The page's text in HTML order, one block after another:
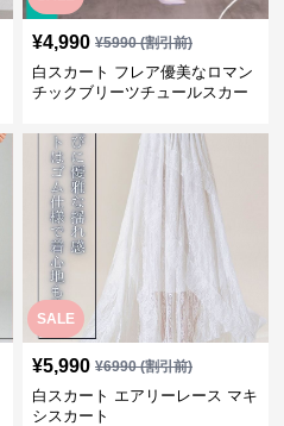
¥4,990 ¥5990(割引前)
白スカート フレア優美なロマン
チックブリーツチュールスカー
SALE
¥5,990 ¥6990(割引前)
白スカート エアリーレース マキ
シスカート